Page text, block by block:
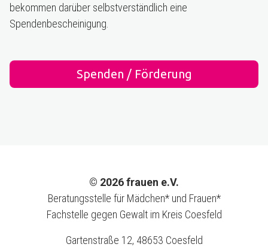
bekommen darüber selbstverständlich eine
Spendenbescheinigung.
Spenden / Förderung
© 2026 frauen e.V.
Beratungsstelle für Mädchen* und Frauen*
Fachstelle gegen Gewalt im Kreis Coesfeld
Gartenstraße 12, 48653 Coesfeld